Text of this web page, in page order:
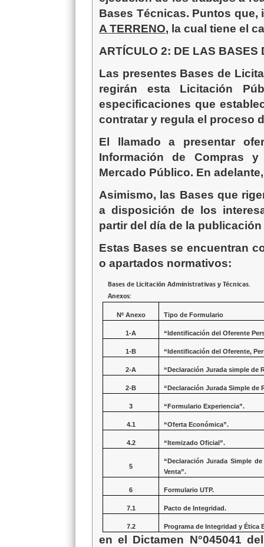
Bases Técnicas. Puntos
A TERRENO, la cual tiene el
ARTÍCULO 2: DE LAS BASES
Las presentes Bases de
regirán esta Licitación
especificaciones que
contratar y regula el proceso
El llamado a presentar
Información de Compras
Mercado Público. En
Asimismo, las Bases que
a disposición de los
partir del día de la
Estas Bases se encuentran
o apartados normativos:
Bases de Licitación Administrativas y Técnicas.
Anexos:
Nº Anexo Tipo de Formulario
1-A “Identificación del Oferente
1-B “Identificación del Oferente,
2-A “Declaración Jurada simple de
2-B “Declaración Jurada Simple de
3 “Formulario Experiencia”.
4.1 “Oferta Económica”.
4.2 “Itemizado Oficial”.
5
“Declaración Jurada Simple
Venta”.
6 Formulario UTP.
7.1 Pacto de Integridad.
7.2 Programa de Integridad y Ética
en el Dictamen N°045041